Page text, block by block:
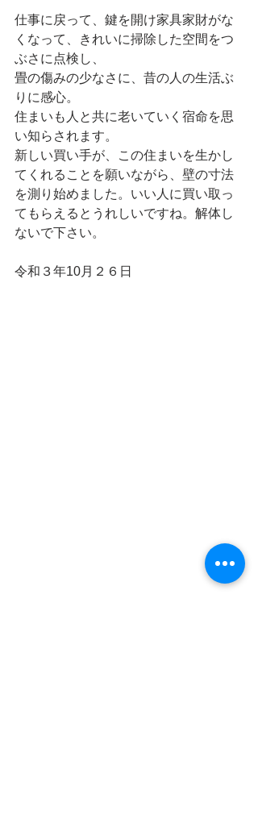
仕事に戻って、鍵を開け家具家財がな
くなって、きれいに掃除した空間をつ
ぶさに点検し、
畳の傷みの少なさに、昔の人の生活ぶ
りに感心。
住まいも人と共に老いていく宿命を思
い知らされます。
新しい買い手が、この住まいを生かし
てくれることを願いながら、壁の寸法
を測り始めました。いい人に買い取っ
てもらえるとうれしいですね。解体し
ないで下さい。
令和３年10月２６日